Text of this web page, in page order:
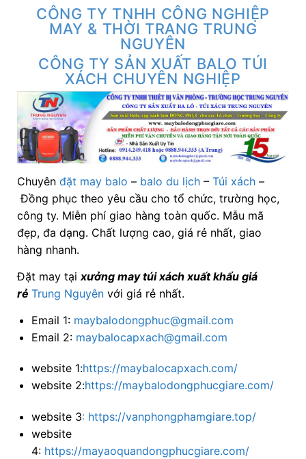
CÔNG TY TNHH CÔNG NGHIỆP
MAY & THỜI TRANG TRUNG
NGUYÊN
CÔNG TY SẢN XUẤT BALO TÚI
XÁCH CHUYÊN NGHIỆP
Chuyên đặt may balo – balo du lịch– Túi xách–
Đồng phục theo yêu cầu cho tổ chức, trường học,
công ty. Miễn phí giao hàng toàn quốc. Mẫu mã
đẹp, đa dạng. Chất lượng cao, giá rẻ nhất, giao
hàng nhanh.
Đặt may tại xưởng may túi xách xuất khẩu giá
rẻ Trung Nguyênvới giá rẻ nhất.
Email 1: maybalodongphuc@gmail.com
Email 2: maybalocapxach@gmail.com
website 1:https://maybalocapxach.com/
website 2:https://maybalodongphucgiare.com/
website 3: https://vanphongphamgiare.top/
website
4: https://mayaoquandongphucgiare.com/